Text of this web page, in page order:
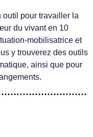
outil pour travailler la
du vivant en 10
mobilisatrice et
y trouverez des outils
ainsi que pour